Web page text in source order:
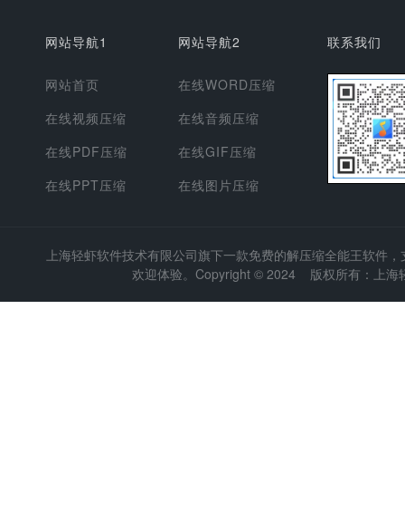
网站导航1
网站首页
在线视频压缩
在线PDF压缩
在线PPT压缩
网站导航2
在线WORD压缩
在线音频压缩
在线GIF压缩
在线图片压缩
联系我们
上海轻虾软件技术有限公司旗下一款免费的解压缩全能王软件
欢迎体验。Copyright © 2024 版权所有：上